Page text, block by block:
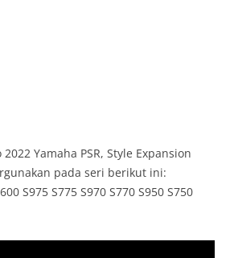
Yamaha PSR, Style Expansion
pada seri berikut ini:
S975 S775 S970 S770 S950 S750